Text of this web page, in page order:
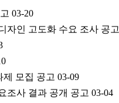
03-20
자인 고도화 수요 조사 공고
제 모집 공고 03-09
조사 결과 공개 공고 03-04